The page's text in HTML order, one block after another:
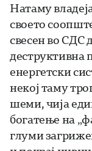
Натаму
своето
свесен во СДС
деструктивна
енергетски
некој таму
шеми, чија
богатење на
глуми